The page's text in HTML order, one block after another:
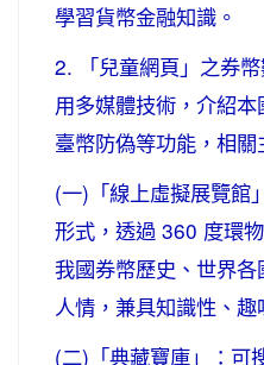
學習貨幣金融知識。
2. 「兒童網頁」之券
用多媒體技術，介紹
臺幣防偽等功能，相關
(一)「線上虛擬展覽館
形式，透過 360 度環
我國券幣歷史、世界
人情，兼具知識性、
(二)「典藏寶庫」：可